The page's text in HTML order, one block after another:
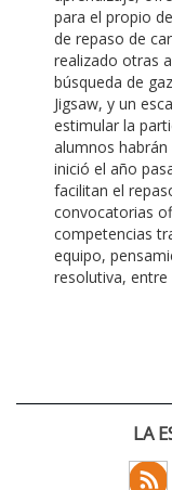
para el propio
de repaso de
realizado otras
búsqueda de
Jigsaw, y un
estimular la
alumnos
inició el año
facilitan el
convocatorias
competencias
equipo,
resolutiva, entre
LA